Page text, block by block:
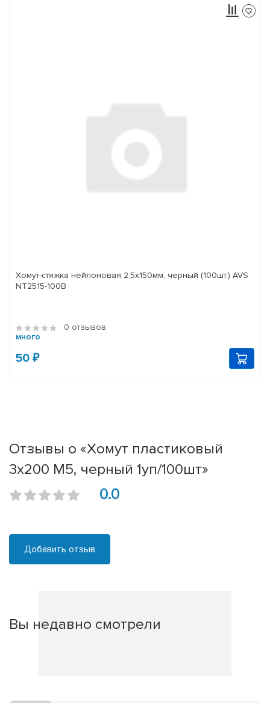
Хомут-стяжка нейлоновая 2,5х150мм, черный (100шт.) AVS
NT2515-100B
0 отзывов
много
50 ₽
Отзывы о «Хомут пластиковый
3х200 М5, черный 1уп/100шт»
0.0
Добавить отзыв
Вы недавно смотрели